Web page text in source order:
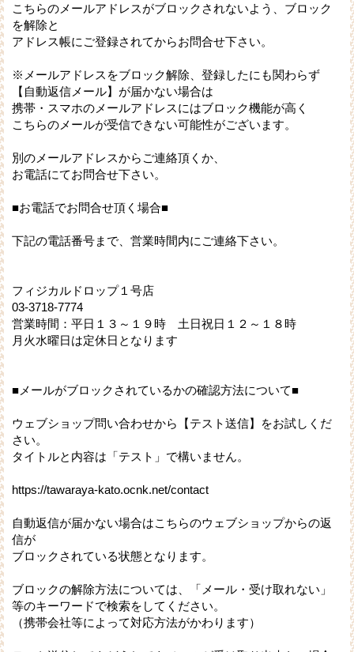
こちらのメールアドレスがブロックされないよう、ブロック
を解除と
アドレス帳にご登録されてからお問合せ下さい。
※メールアドレスをブロック解除、登録したにも関わらず
【自動返信メール】が届かない場合は
携帯・スマホのメールアドレスにはブロック機能が高く
こちらのメールが受信できない可能性がございます。
別のメールアドレスからご連絡頂くか、
お電話にてお問合せ下さい。
■お電話でお問合せ頂く場合■
下記の電話番号まで、営業時間内にご連絡下さい。
フィジカルドロップ１号店
03-3718-7774
営業時間：平日１３～１９時 土日祝日１２～１８時
月火水曜日は定休日となります
■メールがブロックされているかの確認方法について■
ウェブショップ問い合わせから【テスト送信】をお試しくだ
さい。
タイトルと内容は「テスト」で構いません。
https://tawaraya-kato.ocnk.net/contact
自動返信が届かない場合はこちらのウェブショップからの返
信が
ブロックされている状態となります。
ブロックの解除方法については、「メール・受け取れない」
等のキーワードで検索をしてください。
（携帯会社等によって対応方法がかわります）